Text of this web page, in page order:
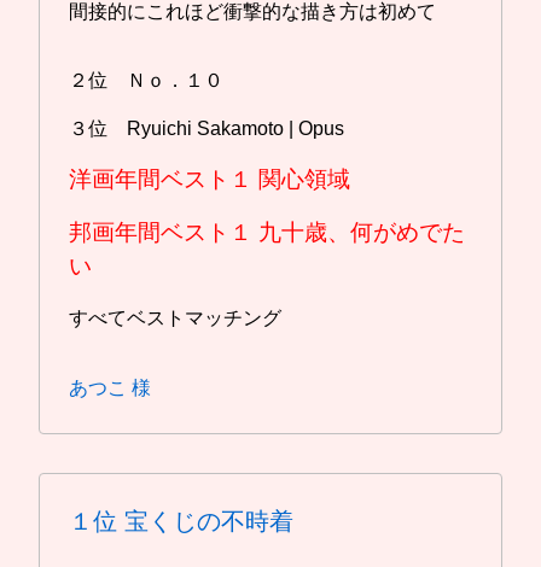
間接的にこれほど衝撃的な描き方は初めて
２位 Ｎｏ．１０
３位 Ryuichi Sakamoto | Opus
洋画年間ベスト１ 関心領域
邦画年間ベスト１ 九十歳、何がめでた
い
すべてベストマッチング
あつこ 様
１位 宝くじの不時着